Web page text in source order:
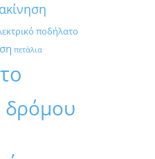
ποδήλατο
πετάλια
δρόμου